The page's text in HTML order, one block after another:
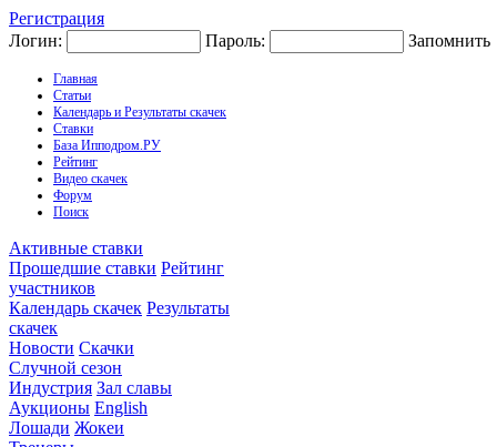
Регистрация
Логин:
Пароль: Запомнить
Главная
Статьи
Календарь и Результаты скачек
Ставки
База Ипподром.РУ
Рейтинг
Видео скачек
Форум
Поиск
Активные ставки
Прошедшие ставки Рейтинг
участников
Календарь скачек Результаты
скачек
Новости Скачки
Случной сезон
Индустрия Зал славы
Аукционы English
Лошади Жокеи